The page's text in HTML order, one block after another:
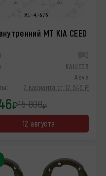
МТ KIA CEED
0
KAIUCD3
Asva
2 варианта от 12 646 ₽
₽15 808₽
12 августа